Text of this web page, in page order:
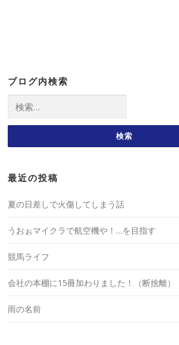
ブログ内検索
索:
最近の投稿
夏の日差しで火傷してしまう話
うおぉマイクラで航空機や！…を目指す
競馬ライフ
会社の本棚に15冊加わりました！（断捨離）
雨の名前